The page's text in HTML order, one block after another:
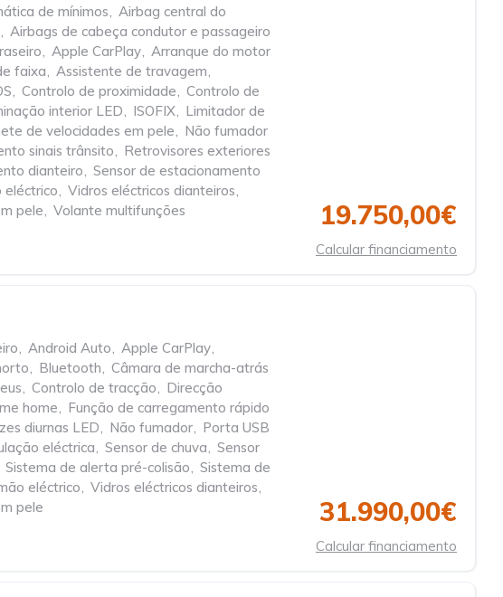
de mínimos, Airbag central do
, Airbags de cabeça condutor e passageiro
, Apple CarPlay, Arranque do motor
faixa, Assistente de travagem,
, Controlo de proximidade, Controlo de
interior LED, ISOFIX, Limitador de
de velocidades em pele, Não fumador
sinais trânsito, Retrovisores exteriores
dianteiro, Sensor de estacionamento
eléctrico, Vidros eléctricos dianteiros,
pele, Volante multifunções 19.750,00€
Calcular financiamento
, Android Auto, Apple CarPlay,
, Bluetooth, Câmara de marcha-atrás
, Controlo de tracção, Direcção
home, Função de carregamento rápido
diurnas LED, Não fumador, Porta USB
eléctrica, Sensor de chuva, Sensor
Sistema de alerta pré-colisão, Sistema de
eléctrico, Vidros eléctricos dianteiros,
pele 31.990,00€
Calcular financiamento